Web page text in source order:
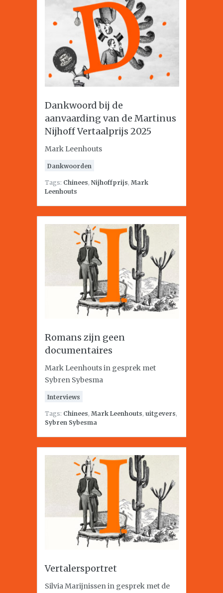
Dankwoord bij de
aanvaarding van de Martinus
Nijhoff Vertaalprijs 2025
Mark Leenhouts
Dankwoorden
Tags: Chinees, Nijhoffprijs, Mark
Leenhouts
Romans zijn geen
documentaires
Mark Leenhouts in gesprek met
Sybren Sybesma
Interviews
Tags: Chinees, Mark Leenhouts, uitgevers,
Sybren Sybesma
Vertalersportret
Silvia Marijnissen in gesprek met de